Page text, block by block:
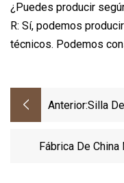
¿Puedes producir
R: Sí, podemos
técnicos. Podemos
Anterior:Silla
Oficina
Fábrica De China